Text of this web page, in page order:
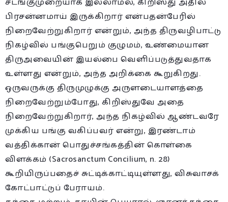
பிரசன்னமாய் இருக்கிறார் என்பதன்பேரில்
நிறைவேற்றுகிறார் என்றும், அந்த திருவழிபாட்டு
நிகழ்வில் பங்குபெறும் குழுமம், உண்மையான
திருஅவையின் இயல்பை வெளிப்படுத்துவதாக
உள்ளது என்றும், அந்த அறிக்கை கூறுகிறது.
ஒருவருக்கு திருமுழுக்கு அருளடையாளத்தை
நிறைவேற்றும்போது, கிறிஸ்துவே அதை
நிறைவேற்றுகிறார், அந்த நிகழ்வில் ஆண்டவரே
முக்கிய பங்கு வகிப்பவர் என்று, இரண்டாம்
வத்திக்கான் பொதுச்சங்கத்தின் கொள்கை
விளக்கம் (Sacrosanctum Concilium, n. 28)
கூறியிருப்பதைச் சுட்டிக்காட்டியுள்ளது, விசுவாசக்
கோட்பாட்டுப் பேராயம்.